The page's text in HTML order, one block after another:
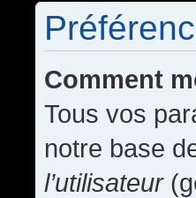
Comment
Tous vos
notre base
l’utilisateur